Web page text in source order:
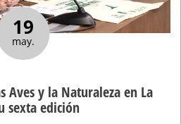
19
may.
Aves y la Naturaleza en La
sexta edición